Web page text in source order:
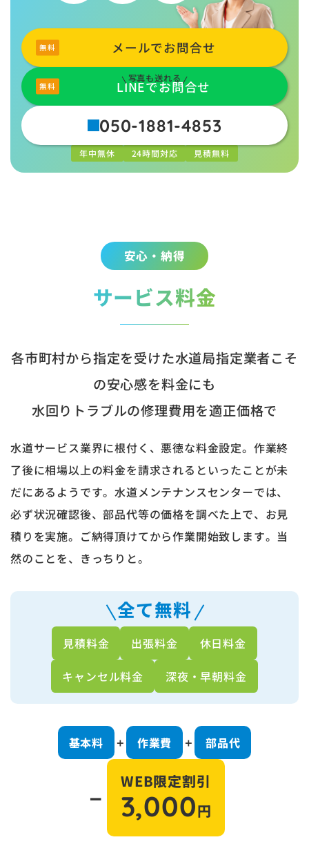
メールでお問合せ
写真も送れる
LINEでお問合せ
050-1881-4853
年中無休 24時間対応 見積無料
安心・納得
サービス料金
各市町村から指定を受けた水道局指定業者こそ
の安心感を料金にも
水回りトラブルの修理費用を適正価格で
水道サービス業界に根付く、悪徳な料金設定。作業終
了後に相場以上の料金を請求されるといったことが未
だにあるようです。水道メンテナンスセンターでは、
必ず状況確認後、部品代等の価格を調べた上で、お見
積りを実施。ご納得頂けてから作業開始致します。当
然のことを、きっちりと。
見積料金 出張料金
休日料金
キャンセル料金
深夜・早朝料金
全て無料
基本料 ＋ 作業費 ＋ 部品代
－
WEB限定割引
3,000円